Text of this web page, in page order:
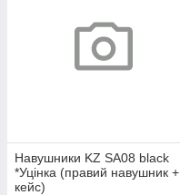
Навушники KZ SA08 black
*Уцінка (правий навушник +
кейс)